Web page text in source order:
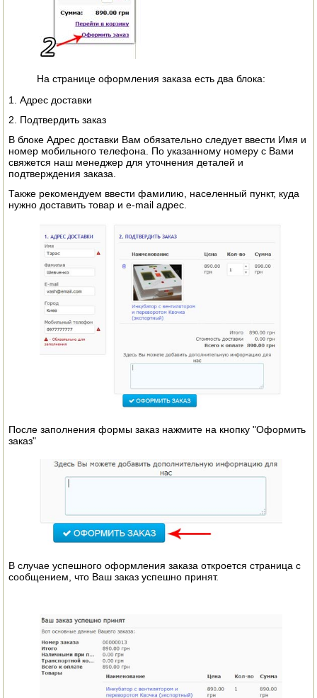
ТОВАРЫ ДЛЯ ЗИМЫ
ДЛЯ ФЕРМЕРА
ДОИЛЬНЫЕ АППАРАТЫ
СРЕДСТВА ОТ ВРЕДИТЕЛЕЙ
ПОСУДА ДЛЯ КУХНИ
ДУШ ДЛЯ ДАЧИ И ДОМА
ОРЕХОКОЛЫ
На странице оформления заказа есть два блока:
1. Адрес доставки
2. Подтвердить заказ
В блоке Адрес доставки Вам обязательно следует ввести Имя и
номер мобильного телефона. По указанному номеру с Вами
свяжется наш менеджер для уточнения деталей и
подтверждения заказа.
Также рекомендуем ввести фамилию, населенный пункт, куда
нужно доставить товар и e-mail адрес.
После заполнения формы заказ нажмите на кнопку "Оформить
заказ"
В случае успешного оформления заказа откроется страница с
сообщением, что Ваш заказ успешно принят.